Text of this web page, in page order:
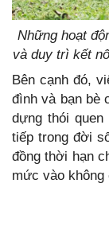
Những hoạt
và duy trì kết
Bên cạnh đó,
đình và bạn bè
dựng thói
tiếp trong đời
đồng thời hạn
mức vào không